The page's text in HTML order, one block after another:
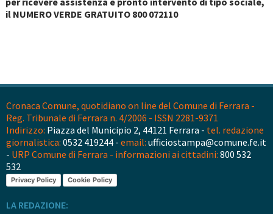
il NUMERO VERDE GRATUITO 800 072110
Cronaca Comune, quotidiano on line del Comune di Ferrara -
Reg. Tribunale di Ferrara n. 4/2006 - ISSN 2281-9371
Indirizzo: Piazza del Municipio 2, 44121 Ferrara - tel. redazione
giornalistica: 0532 419244 - email: ufficiostampa@comune.fe.it
- URP Comune di Ferrara - informazioni ai cittadini: 800 532
532
Privacy Policy Cookie Policy
LA REDAZIONE: